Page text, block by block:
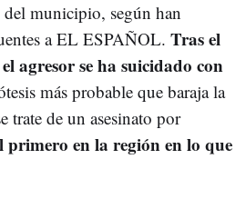
municipio, según han
a EL ESPAÑOL. Tras el
agresor se ha suicidado con
más probable que baraja la
trate de un asesinato por
primero en la región en lo que